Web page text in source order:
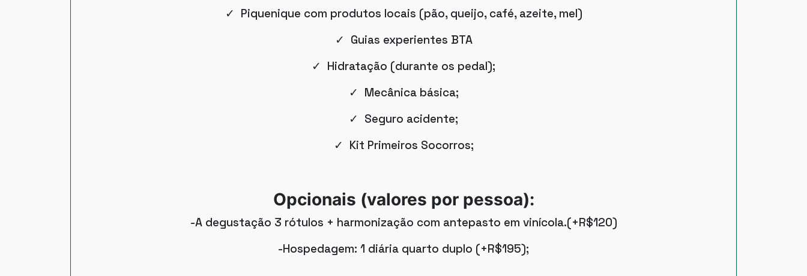
✓ Piquenique com produtos locais (pão, queijo, café, azeite, mel)
✓ Guias experientes BTA
✓ Hidratação (durante os pedal);
✓ Mecânica básica;
✓ Seguro acidente;
✓ Kit Primeiros Socorros;
Opcionais (valores por pessoa):
-A degustação 3 rótulos + harmonização com antepasto em vinícola.(+R$120)
-Hospedagem: 1 diária quarto duplo (+R$195);